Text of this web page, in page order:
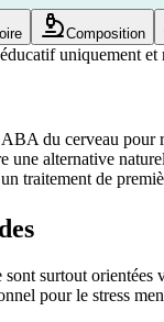
Composition
uniquement
du cerveau pour
une alternative
traitement de
surtout orientées
pour le stress